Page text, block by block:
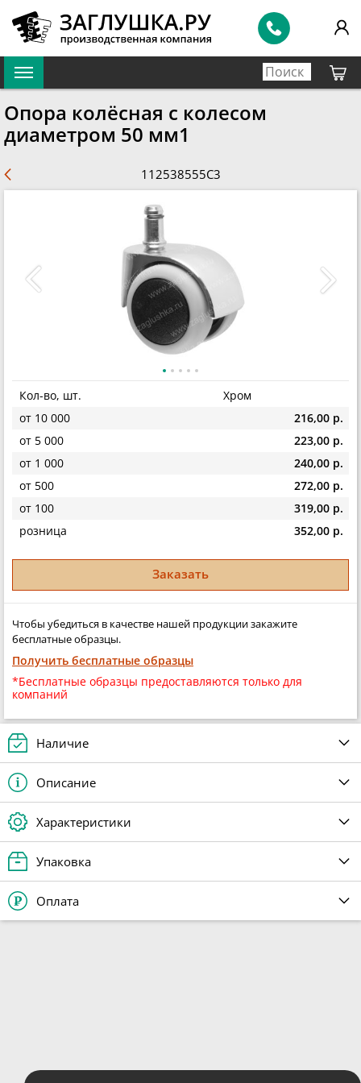
Опора колёсная с колесом
диаметром 50 мм1
112538555C3
Кол-во, шт.
Хром
от 10 000
216,00 р.
от 5 000
223,00 р.
от 1 000
240,00 р.
от 500
272,00 р.
от 100
319,00 р.
розница
352,00 р.
Заказать
Чтобы убедиться в качестве нашей продукции закажите
бесплатные образцы.
Получить бесплатные образцы
*Бесплатные образцы предоставляются только для
компаний
Наличие
Описание
Характеристики
Упаковка
Оплата